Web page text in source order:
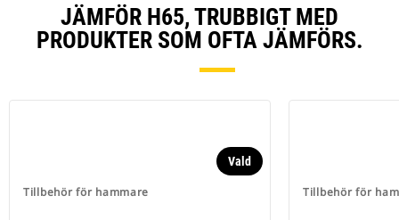
JÄMFÖR H65, TRUBBIGT MED
PRODUKTER SOM OFTA JÄMFÖRS.
Tillbehör för hammare
Vald
Tillbehör för